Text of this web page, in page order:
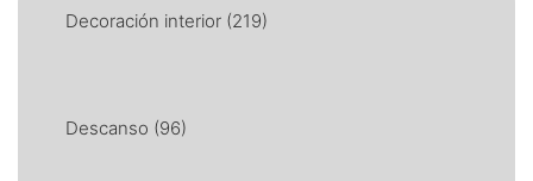
Decoración interior (219)
Descanso (96)